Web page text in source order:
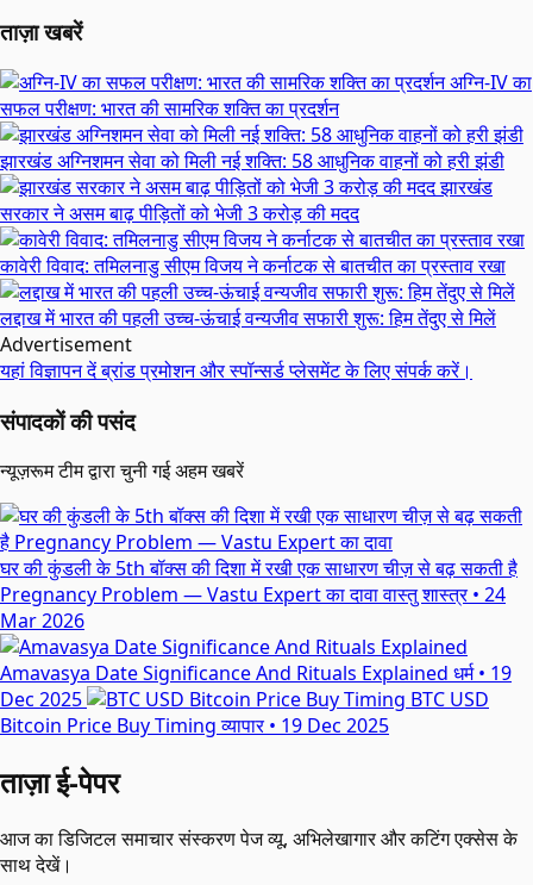
ताज़ा खबरें
अग्नि-IV का
सफल परीक्षण: भारत की सामरिक शक्ति का प्रदर्शन
झारखंड अग्निशमन सेवा को मिली नई शक्ति: 58 आधुनिक वाहनों को हरी झंडी
झारखंड
सरकार ने असम बाढ़ पीड़ितों को भेजी 3 करोड़ की मदद
कावेरी विवाद: तमिलनाडु सीएम विजय ने कर्नाटक से बातचीत का प्रस्ताव रखा
लद्दाख में भारत की पहली उच्च-ऊंचाई वन्यजीव सफारी शुरू: हिम तेंदुए से मिलें
Advertisement
यहां विज्ञापन देंब्रांड प्रमोशन और स्पॉन्सर्ड प्लेसमेंट के लिए संपर्क करें।
संपादकों की पसंद
न्यूज़रूम टीम द्वारा चुनी गई अहम खबरें
घर की कुंडली के 5th बॉक्स की दिशा में रखी एक साधारण चीज़ से बढ़ सकती है
Pregnancy Problem — Vastu Expert का दावावास्तु शास्त्र • 24
Mar 2026
Amavasya Date Significance And Rituals Explained धर्म • 19
Dec 2025
BTC USD
Bitcoin Price Buy Timing व्यापार • 19 Dec 2025
ताज़ा ई-पेपर
आज का डिजिटल समाचार संस्करण पेज व्यू, अभिलेखागार और कटिंग एक्सेस के
साथ देखें।